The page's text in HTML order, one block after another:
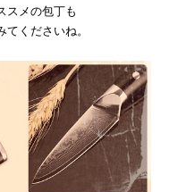
スメの包丁も
くださいね。